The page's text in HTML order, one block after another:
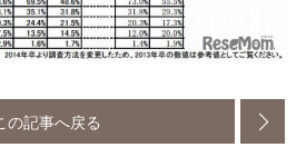
の記事へ戻る